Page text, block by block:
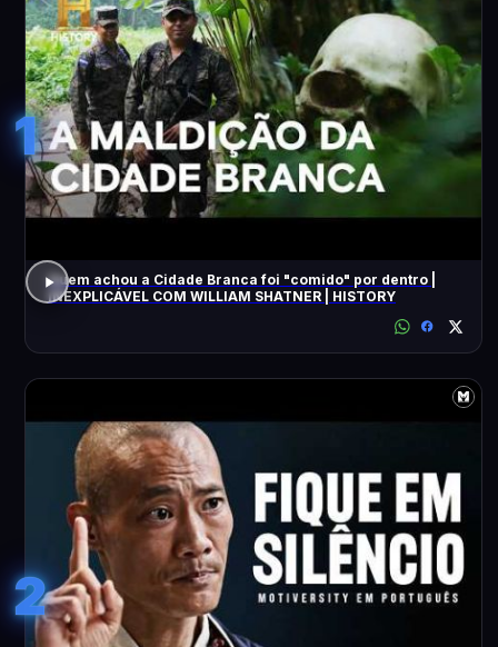
1
Quem achou a Cidade Branca foi "comido" por dentro |
INEXPLICÁVEL COM WILLIAM SHATNER | HISTORY
2